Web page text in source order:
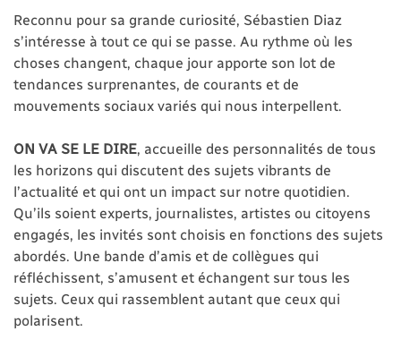
Reconnu pour sa grande curiosité, Sébastien Diaz
s’intéresse à tout ce qui se passe. Au rythme où les
choses changent, chaque jour apporte son lot de
tendances surprenantes, de courants et de
mouvements sociaux variés qui nous interpellent.
ON VA SE LE DIRE, accueille des personnalités de tous
les horizons qui discutent des sujets vibrants de
l’actualité et qui ont un impact sur notre quotidien.
Qu’ils soient experts, journalistes, artistes ou citoyens
engagés, les invités sont choisis en fonctions des sujets
abordés. Une bande d’amis et de collègues qui
réfléchissent, s’amusent et échangent sur tous les
sujets. Ceux qui rassemblent autant que ceux qui
polarisent.